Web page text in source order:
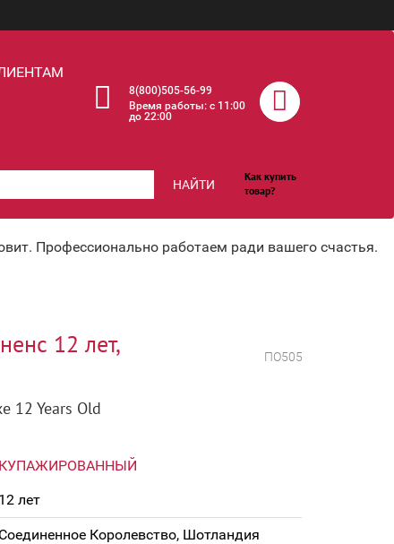
8(800)505-56-99
Время работы: c 11:00
до 22:00
НАЙТИ
Как купить
товар?
Профессионально работаем ради вашего счастья.
12 лет,
ПО505
12 Years Old
КУПАЖИРОВАННЫЙ
12 лет
Соединенное Королевство, Шотландия